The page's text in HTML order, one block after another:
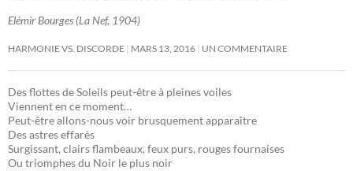
Elémir Bourges (La Nef, 1904)
HARMONIE VS. DISCORDE MARS 13, 2016 UN COMMENTAIRE
Des flottes de Soleils peut-être à pleines voiles
Viennent en ce moment…
Peut-être allons-nous voir brusquement apparaître
Des astres effarés
Surgissant, clairs flambeaux, feux purs, rouges fournaises
Ou triomphes du Noir le plus noir